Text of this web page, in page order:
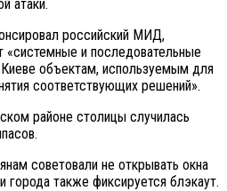
атаки.
российский МИД,
и последовательные
объектам, используемым для
соответствующих решений».
районе столицы случилась
советовали не открывать окна
города также фиксируется блэкаут.